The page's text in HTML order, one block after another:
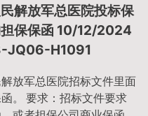
解放军总医院投标保
保保函 10/12/2024
JQ06-H1091
放军总医院招标文件里面
。 要求：招标文件要求